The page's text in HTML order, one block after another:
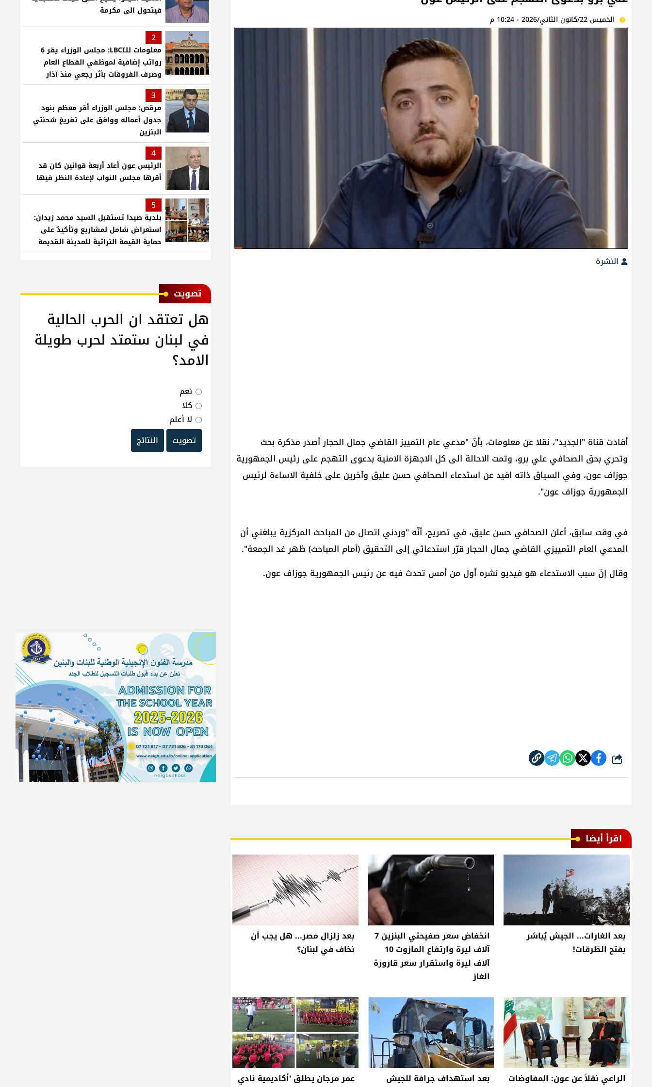
الخميس 22/كانون الثاني/2026 - 10:24 م
النشرة
أفادت قناة "الجديد"، نقلا عن معلومات، بأنّ "مدعي عام التمييز القاضي ​جمال الحجار​ أصدر مذكرة بحث
وتحري بحق الصحافي علي برو، وتمت الاحالة الى كل الاجهزة الامنية بدعوى التهجم على رئيس الجمهورية
​جوزاف عون​، وفي السياق ذاته افيد عن استدعاء الصحافي حسن عليق وآخرين على خلفية الاساءة لرئيس
الجمهورية جوزاف عون".
في وقت سابق، أعلن الصحافي ​حسن عليق​، في تصريح، أنّه "وردني اتصال من المباحث المركزية يبلغني أن
المدعي العام التمييزي القاضي ​جمال الحجار​ قرّر استدعائي إلى التحقيق (أمام المباحث) ظهر غد الجمعة".
وقال إنّ سبب الاستدعاء هو فيديو نشره أول من أمس تحدث فيه عن رئيس الجمهورية ​جوزاف عون​.
شارك
اقرأ أيضا
بعد الغارات... الجيش يُباشر
بفتح الطّرقات!
انخفاض سعر صفيحتي البنزين 7
آلاف ليرة وارتفاع المازوت 10
آلاف ليرة واستقرار سعر قارورة
الغاز
بعد زلزال مصر... هل يجب أن
نخاف في لبنان؟
الراعي نقلاً عن عون: المفاوضات
بعد استهداف جرافة للجيش
عمر مرجان يطلق 'أكاديمية نادي
فيتحول الى مكرمة
2
معلومات للـLBCI: مجلس الوزراء يقر 6
رواتب إضافية لموظفي القطاع العام
وصرف الفروقات بأثر رجعي منذ آذار
3
مرقص: مجلس الوزراء أقر معظم بنود
جدول أعماله ووافق على تفريغ شحنتي
البنزين
4
الرئيس عون أعاد أربعة قوانين كان قد
أقرها مجلس النواب لإعادة النظر فيها
5
بلدية صيدا تستقبل السيد محمد زيدان:
استعراض شامل لمشاريع وتأكيدٌ على
حماية القيمة التراثية للمدينة القديمة
ﺗﺼﻮﻳﺖ
هل تعتقد ان الحرب الحالية
في لبنان ستمتد لحرب طويلة
الامد؟
نعم
كلا
لا أعلم
تصويت
النتائج